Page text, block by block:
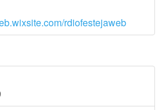
rdiofestejaweb